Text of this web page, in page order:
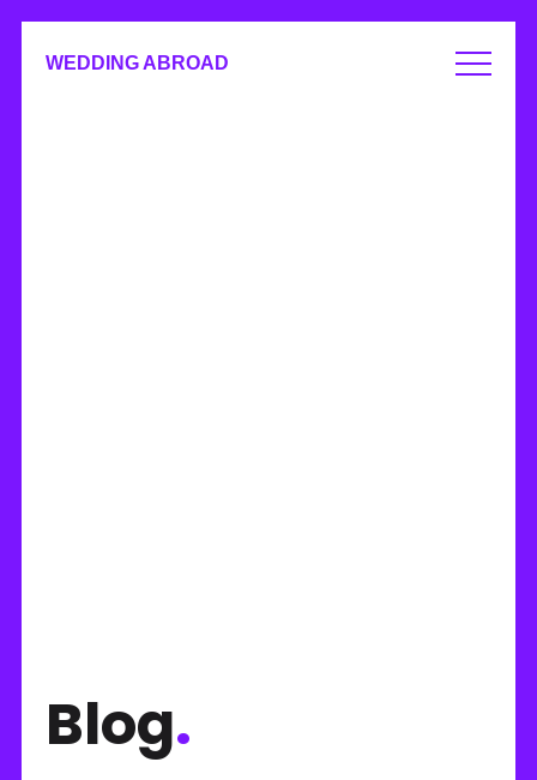
WEDDING ABROAD
Blog.